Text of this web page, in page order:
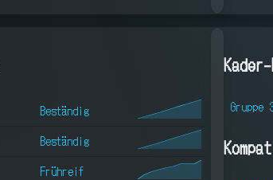
Gruppe
Beständig
Beständig
Frühreif